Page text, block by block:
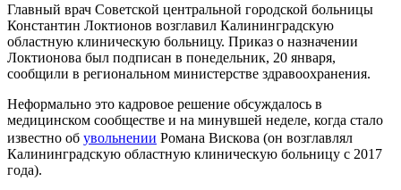
Главный врач Советской центральной городской больницы
Константин Локтионов возглавил Калининградскую
областную клиническую больницу. Приказ о назначении
Локтионова был подписан в понедельник, 20 января,
сообщили в региональном министерстве здравоохранения.
Неформально это кадровое решение обсуждалось в
медицинском сообществе и на минувшей неделе, когда стало
известно об увольнении Романа Вискова (он возглавлял
Калининградскую областную клиническую больницу с 2017
года).